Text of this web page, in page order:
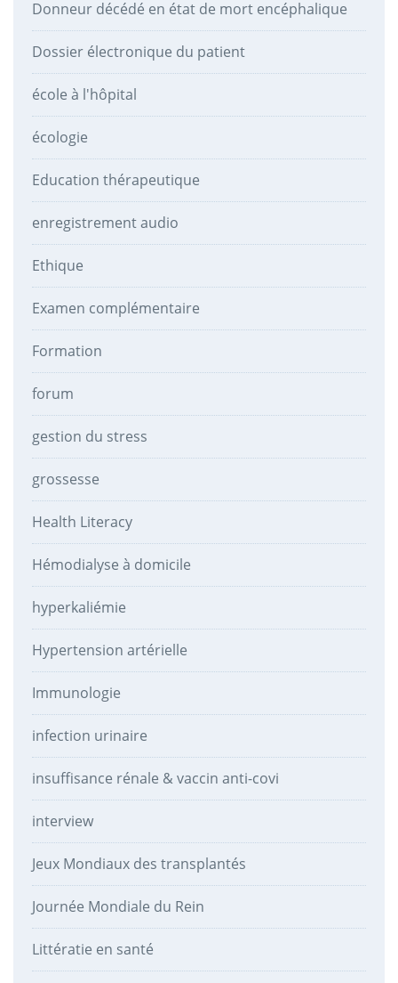
Donneur décédé en état de mort encéphalique
Dossier électronique du patient
école à l'hôpital
écologie
Education thérapeutique
enregistrement audio
Ethique
Examen complémentaire
Formation
forum
gestion du stress
grossesse
Health Literacy
Hémodialyse à domicile
hyperkaliémie
Hypertension artérielle
Immunologie
infection urinaire
insuffisance rénale & vaccin anti-covi
interview
Jeux Mondiaux des transplantés
Journée Mondiale du Rein
Littératie en santé